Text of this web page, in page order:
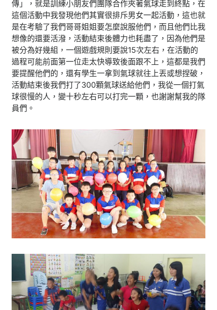
傳」，就是訓練小朋友們團隊合作夾著氣球走到終點，在
這個活動中我發現他們其實很排斥男女一起活動，這也就
是在考驗了我們哥哥姐姐要怎麼說服他們，而且他們比我
想像的還要活潑，活動結束後體力也耗盡了，因為他們是
被分為好幾組，一個遊戲規則要說15次左右，在活動的
過程可能前面第一位走太快導致後面跟不上，這都是我們
要提醒他們的，還有學生一拿到氣球就往上丟或想捏破，
活動結束後我們打了300顆氣球送給他們，我從一個打氣
球很慢的人，變十秒左右可以打完一顆，也謝謝幫我的隊
員們。